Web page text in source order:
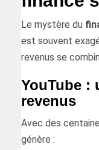
Le mystère du
est souvent
revenus se
YouTube :
revenus
Avec des
génère :